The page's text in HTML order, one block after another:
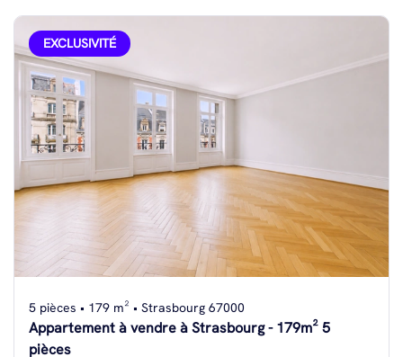
EXCLUSIVITÉ
5 pièces • 179 m² • Strasbourg 67000
Appartement à vendre à Strasbourg - 179m² 5
pièces